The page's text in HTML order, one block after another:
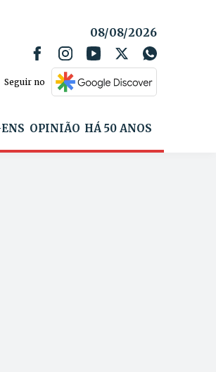
08/08/2026
Seguir no
OPINIÃO HÁ 50 ANOS